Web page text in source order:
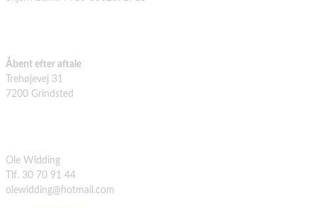
Åbent efter aftale
Trehøjevej 31
7200 Grindsted
Ole Widding
Tlf. 30 70 91 44
olewidding@hotmail.com